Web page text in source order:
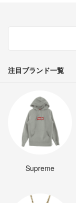
注目ブランド一覧
Supreme